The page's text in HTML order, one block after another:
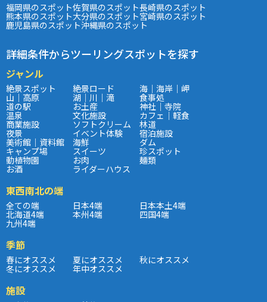
福岡県のスポット佐賀県のスポット長崎県のスポット
熊本県のスポット大分県のスポット宮崎県のスポット
鹿児島県のスポット沖縄県のスポット
詳細条件からツーリングスポットを探す
ジャンル
絶景スポット 絶景ロード 海｜海岸｜岬
山｜高原 湖｜川｜滝 食事処
道の駅 お土産 神社｜寺院
温泉 文化施設 カフェ｜軽食
商業施設 ソフトクリーム 林道
夜景 イベント体験 宿泊施設
美術館｜資料館 海鮮 ダム
キャンプ場 スイーツ 珍スポット
動植物園 お肉 麺類
お酒 ライダーハウス
東西南北の端
全ての端 日本4端 日本本土4端
北海道4端 本州4端 四国4端
九州4端
季節
春にオススメ 夏にオススメ 秋にオススメ
冬にオススメ 年中オススメ
施設